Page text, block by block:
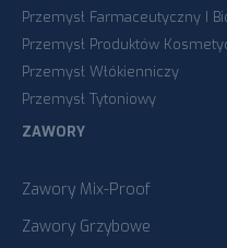
Przemysł Farmaceutyczny I
Przemysł Produktów
Przemysł Włókienniczy
Przemysł Tytoniowy
ZAWORY
Zawory Mix-Proof
Zawory Grzybowe